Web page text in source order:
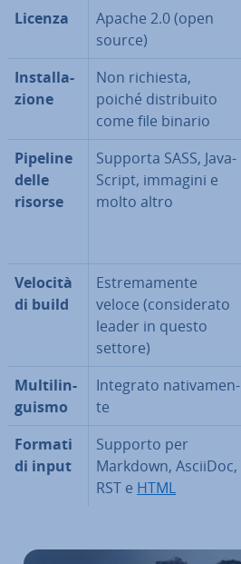
Licenza
Apache 2.0 (open
source)
In­stal­la­
zio­ne
Non richiesta,
poiché di­stri­bui­to
come file binario
Pipeline
delle
risorse
Supporta SASS, Ja­va­
Script, immagini e
molto altro
Velocità
di build
Estre­ma­men­te
veloce (con­si­de­ra­to
leader in questo
settore)
Mul­ti­lin­
gui­smo
Integrato na­ti­va­men­
te
Formati
di input
Supporto per
Markdown, AsciiDoc,
RST e HTML